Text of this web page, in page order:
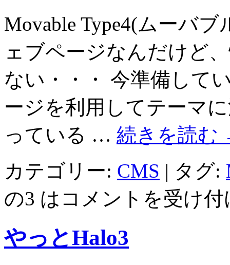
Movable Type4(ムーバ
ェブページなんだけど
ない・・・ 今準備して
ージを利用してテーマ
っている … 続きを読む
カテゴリー: CMS | タグ:
の3 は コメントを受け
やっとHalo3